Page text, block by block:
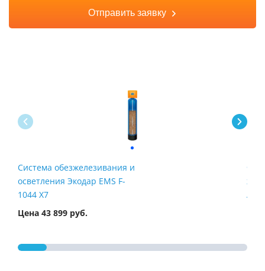
Отправить заявку
Система обезжелезивания и
осветления Экодар EMS F-
1044 X7
Цена 43 899 руб.